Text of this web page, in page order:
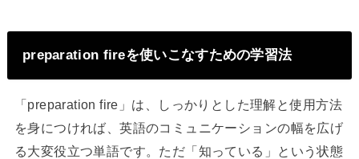
preparation fireを使いこなすための学習法
「preparation fire」は、しっかりとした理解と使用方法
を身につければ、英語のコミュニケーションの幅を広げ
る大変役立つ単語です。ただ「知っている」という状態